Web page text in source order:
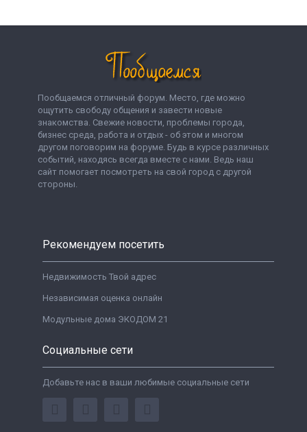
Пообщаемся отличный форум. Место, где можно
ощутить свободу общения и завести новые
знакомства. Свежие новости, проблемы города,
бизнес среда, работа и отдых - об этом и многом
другом поговорим на форуме. Будь в курсе различных
событий, находясь всегда вместе с нами. Ведь наш
сайт помогает посмотреть на свой город с другой
стороны.
Рекомендуем посетить
Недвижимость Твой адрес
Независимая оценка онлайн
Модульные дома ЭКОДОМ 21
Социальные сети
Добавьте нас в ваши любимые социальные сети